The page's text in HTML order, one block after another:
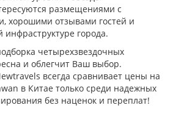
размещениями с
хорошими отзывами гостей и
инфраструктуре города.
четырехзвездочных
и облегчит Ваш выбор.
всегда сравнивает цены на
в Китае только среди надежных
без наценок и переплат!